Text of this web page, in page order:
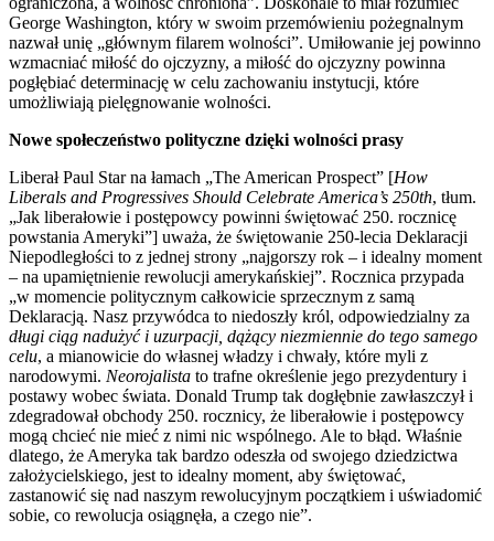
George Washington, który w swoim przemówieniu pożegnalnym
nazwał unię „głównym filarem wolności”. Umiłowanie jej powinno
wzmacniać miłość do ojczyzny, a miłość do ojczyzny powinna
pogłębiać determinację w celu zachowaniu instytucji, które
umożliwiają pielęgnowanie wolności.
Nowe społeczeństwo polityczne dzięki wolności prasy
Liberał Paul Star na łamach „The American Prospect” [How
Liberals and Progressives Should Celebrate America’s 250th, tłum.
„Jak liberałowie i postępowcy powinni świętować 250. rocznicę
powstania Ameryki”] uważa, że świętowanie 250-lecia Deklaracji
Niepodległości to z jednej strony „najgorszy rok – i idealny moment
– ​​na upamiętnienie rewolucji amerykańskiej”. Rocznica przypada
„w momencie politycznym całkowicie sprzecznym z samą
Deklaracją. Nasz przywódca to niedoszły król, odpowiedzialny za
długi ciąg nadużyć i uzurpacji, dążący niezmiennie do tego samego
celu, a mianowicie do własnej władzy i chwały, które myli z
narodowymi. Neorojalista to trafne określenie jego prezydentury i
postawy wobec świata. Donald Trump tak dogłębnie zawłaszczył i
zdegradował obchody 250. rocznicy, że liberałowie i postępowcy
mogą chcieć nie mieć z nimi nic wspólnego. Ale to błąd. Właśnie
dlatego, że Ameryka tak bardzo odeszła od swojego dziedzictwa
założycielskiego, jest to idealny moment, aby świętować,
zastanowić się nad naszym rewolucyjnym początkiem i uświadomić
sobie, co rewolucja osiągnęła, a czego nie”.